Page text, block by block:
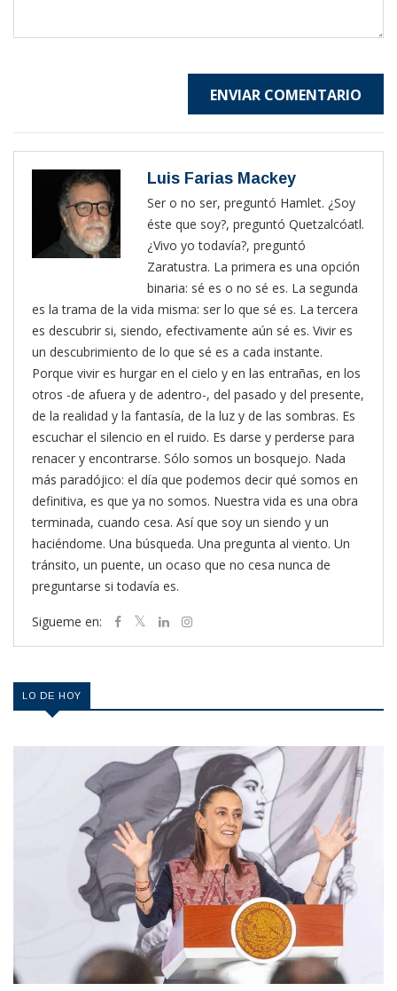
ENVIAR COMENTARIO
Luis Farias Mackey
Ser o no ser, preguntó Hamlet. ¿Soy
éste que soy?, preguntó Quetzalcóatl.
¿Vivo yo todavía?, preguntó
Zaratustra. La primera es una opción
binaria: sé es o no sé es. La segunda
es la trama de la vida misma: ser lo que sé es. La tercera
es descubrir si, siendo, efectivamente aún sé es. Vivir es
un descubrimiento de lo que sé es a cada instante.
Porque vivir es hurgar en el cielo y en las entrañas, en los
otros -de afuera y de adentro-, del pasado y del presente,
de la realidad y la fantasía, de la luz y de las sombras. Es
escuchar el silencio en el ruido. Es darse y perderse para
renacer y encontrarse. Sólo somos un bosquejo. Nada
más paradójico: el día que podemos decir qué somos en
definitiva, es que ya no somos. Nuestra vida es una obra
terminada, cuando cesa. Así que soy un siendo y un
haciéndome. Una búsqueda. Una pregunta al viento. Un
tránsito, un puente, un ocaso que no cesa nunca de
preguntarse si todavía es.
Sigueme en:
LO DE HOY